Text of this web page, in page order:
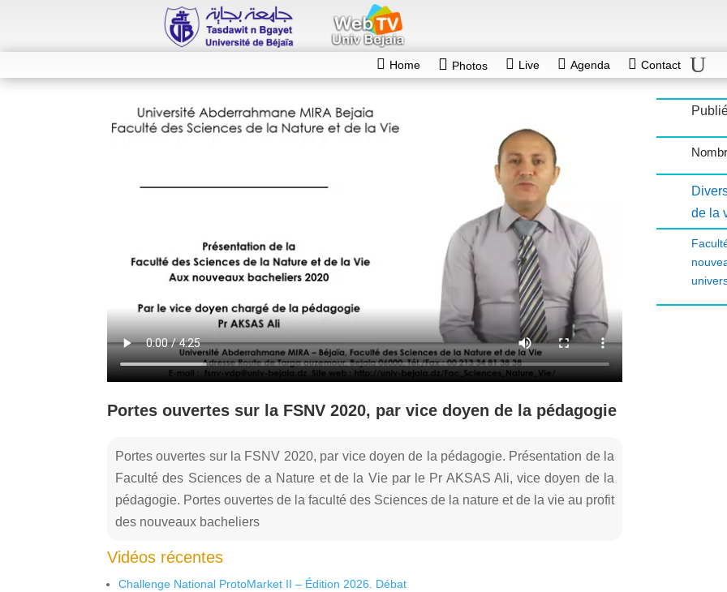
Home Photos Live Agenda Contact
Portes ouvertes sur la FSNV 2020, par vice doyen de la pédagogie
Portes ouvertes sur la FSNV 2020, par vice doyen de la pédagogie. Présentation de la
Faculté des Sciences de a Nature et de la Vie par le Pr AKSAS Ali, vice doyen de la
pédagogie. Portes ouvertes de la faculté des Sciences de la nature et de la vie au profit
des nouveaux bacheliers
Vidéos récentes
Challenge National ProtoMarket II – Édition 2026. Débat
de la